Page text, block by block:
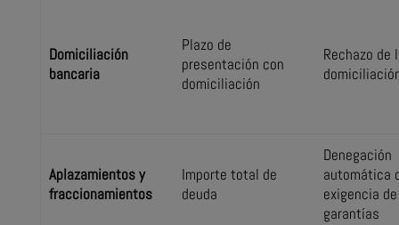
Domiciliación
bancaria
Plazo de
presentación con
domiciliación
Rechazo de
Aplazamientos y
fraccionamientos
Importe total de
deuda
Denegación
automática
exigencia de
garantías